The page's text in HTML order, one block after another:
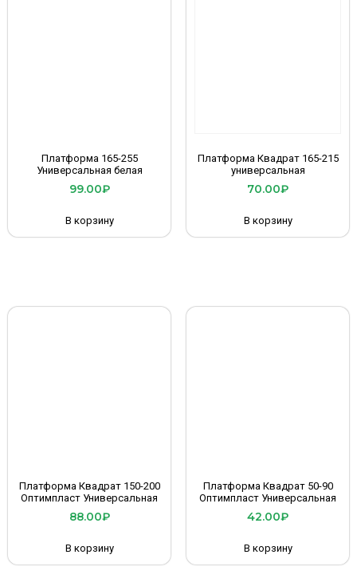
Платформа 165-255
Универсальная белая
99.00₽
В корзину
Платформа Квадрат 165-215
универсальная
70.00₽
В корзину
Платформа Квадрат 150-200
Оптимпласт Универсальная
88.00₽
В корзину
Платформа Квадрат 50-90
Оптимпласт Универсальная
42.00₽
В корзину